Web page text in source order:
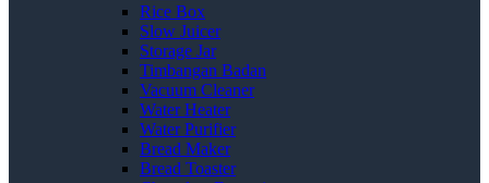
Rice Box
Slow Juicer
Storage Jar
Timbangan Badan
Vacuum Cleaner
Water Heater
Water Purifier
Bread Maker
Bread Toaster